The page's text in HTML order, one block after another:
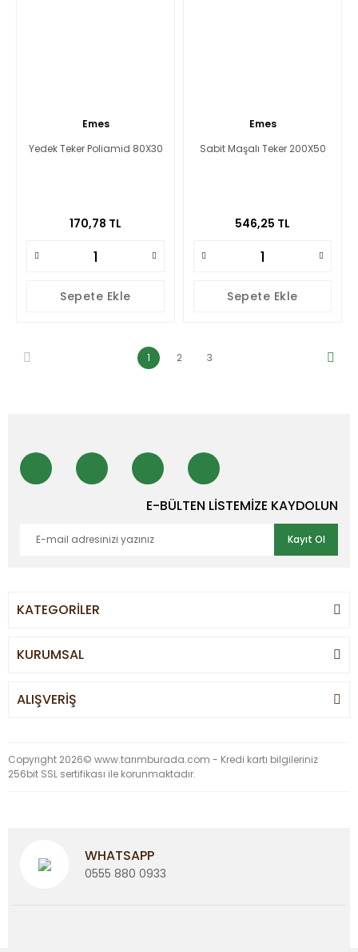
Emes
Yedek Teker Poliamid 80X30
170,78 TL
Sepete Ekle
Emes
Sabit Maşalı Teker 200X50
546,25 TL
Sepete Ekle
1 2 3
E-BÜLTEN LİSTEMİZE KAYDOLUN
Kayıt Ol
KATEGORİLER
KURUMSAL
ALIŞVERİŞ
Copyright 2026© www.tarımburada.com - Kredi kartı bilgileriniz
256bit SSL sertifikası ile korunmaktadır.
WHATSAPP
0555 880 0933